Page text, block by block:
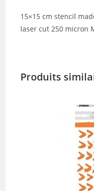
15×15 cm stencil
laser cut 250 micron
Produits